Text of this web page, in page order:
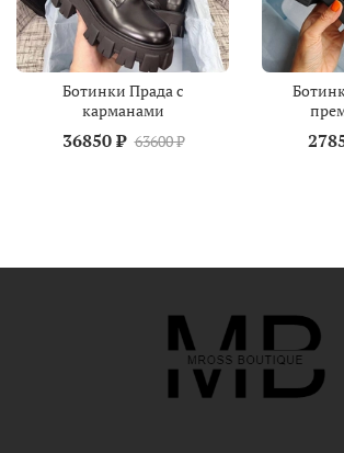
Ботинки Прада с
карманами
36850 ₽ 63600 ₽